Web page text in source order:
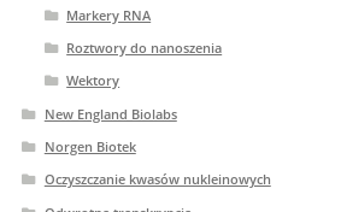
Markery RNA
Roztwory do nanoszenia
Wektory
New England Biolabs
Norgen Biotek
Oczyszczanie kwasów nukleinowych